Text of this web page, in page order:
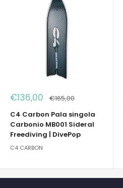
Prezzo
scontato
€136,00 Prezzo
€165,00
C4 Carbon Pala singola
Carbonio MB001 Sideral
Freediving | DivePop
C4 CARBON